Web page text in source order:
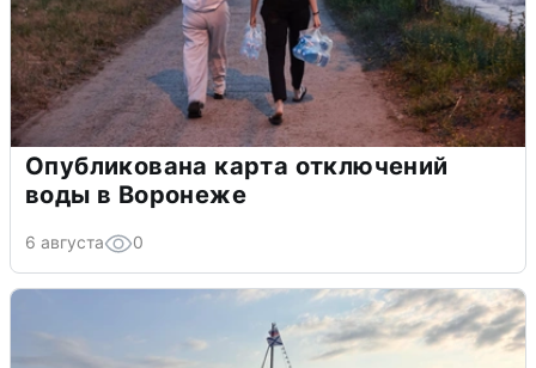
Опубликована карта отключений
воды в Воронеже
6 августа 0